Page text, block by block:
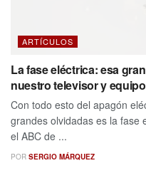
ARTÍCULOS
La fase eléctrica: esa
nuestro televisor y
Con todo esto del apagón
grandes olvidadas es la fase
el ABC de ...
POR SERGIO MÁRQUEZ